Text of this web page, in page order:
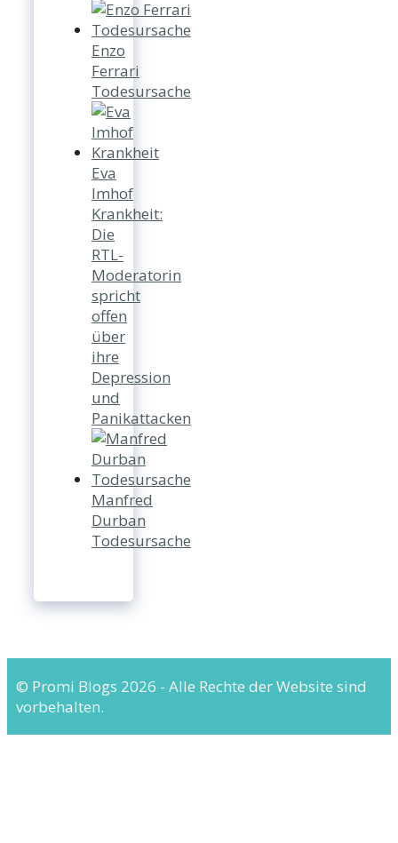
Enzo
Ferrari
Todesursache
Eva
Imhof
Krankheit:
Die
RTL-
Moderatorin
spricht
offen
über
ihre
Depression
und
Panikattacken
Manfred
Durban
Todesursache
© Promi Blogs 2026 - Alle Rechte der Website sind
vorbehalten.